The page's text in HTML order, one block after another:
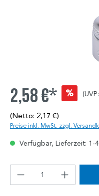
2,58 €* % (UVP:
(Netto: 2,17 €)
Preise inkl. MwSt. zzgl.
Verfügbar, Lieferzeit: 1-